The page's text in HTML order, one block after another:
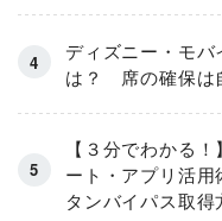
ディズニー・モ
は？ 席の確保は
【３分でわかる
ート・アプリ活
タンバイパス取得